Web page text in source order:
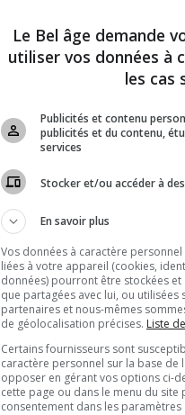
Le Bel âge demande
utiliser vos données à
les cas
Publicités et contenu
publicités et du contenu,
services
Stocker et/ou accéder à
En savoir plus
Vos données à caractère
liées à votre appareil (cookies,
données) pourront être stockées
que partagées avec lui, ou
partenaires et nous-mêmes
de géolocalisation précises. Liste
Certains fournisseurs sont
caractère personnel sur la base de
opposer en gérant vos options ci-
cette page ou dans le menu du
consentement dans les